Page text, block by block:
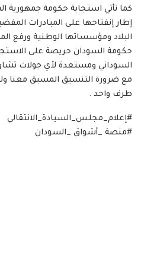
كما تأتي استجابة حكومة جمهورية
إطار إنفتاحها على المبادرات
البلاد ومؤسساتها الوطنية ورفع
حكومة السودان حريصة على
السوداني ومستعدة لأي جولات
مع ضرورة التنسيق المسبق معنا
طرف واحد .
#إعلام_مجلس_السيادة_الانتقالي
#منصة _أشواق _السودان